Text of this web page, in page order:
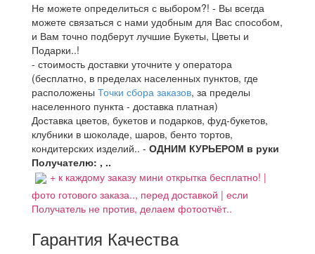
Не можете определиться с выбором?! - Вы всегда
можете связаться с нами удобным для Вас способом,
и Вам точно подберут лучшие Букеты, Цветы и
Подарки..!
- стоимость доставки уточните у оператора
(бесплатно, в пределах населенных пунктов, где
расположены Точки сбора заказов, за пределы
населенного пункта - доставка платная)
Доставка цветов, букетов и подарков, фуд-букетов,
клубники в шоколаде, шаров, бенто тортов,
кондитерских изделий.. - ОДНИМ КУРЬЕРОМ в руки
Получателю: , ..
+ к каждому заказу мини открытка бесплатно! |
фото готового заказа.., перед доставкой | если
Получатель не против, делаем фотоотчёт..
Гарантия Качества